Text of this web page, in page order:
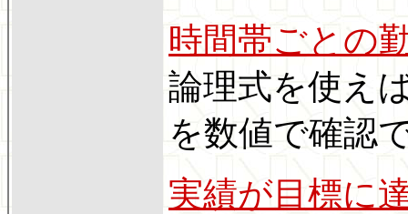
時間帯ごとの
論理式を使え
を数値で確認
実績が目標に